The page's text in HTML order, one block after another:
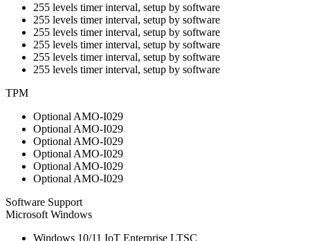
255 levels timer interval, setup by software
255 levels timer interval, setup by software
255 levels timer interval, setup by software
255 levels timer interval, setup by software
255 levels timer interval, setup by software
255 levels timer interval, setup by software
TPM
Optional AMO-I029
Optional AMO-I029
Optional AMO-I029
Optional AMO-I029
Optional AMO-I029
Optional AMO-I029
Software Support
Microsoft Windows
Windows 10/11 IoT Enterprise LTSC